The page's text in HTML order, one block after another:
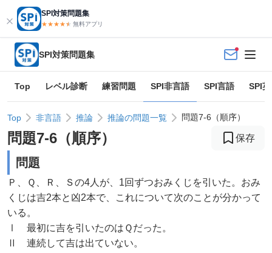
SPI対策問題集
★★★★★
★ 無料アプリ
SPI対策問題集
Top レベル診断 練習問題 SPI非言語 SPI言語 SPI
Top 非言語 推論 推論の問題一覧 問題7-6（順序）
問題7-6 （順序） 保存
問題
Ｐ、Ｑ、Ｒ、Ｓの4人が、1回ずつおみくじを引いた。おみ
くじは吉2本と凶2本で、これについて次のことが分かって
いる。
Ⅰ 最初に吉を引いたのはＱだった。
Ⅱ 連続して吉は出ていない。